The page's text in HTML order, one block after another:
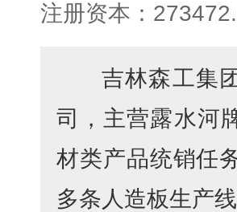
注册资本：
吉林森工集
司，主营露水河
材类产品统销任
多条人造板生产